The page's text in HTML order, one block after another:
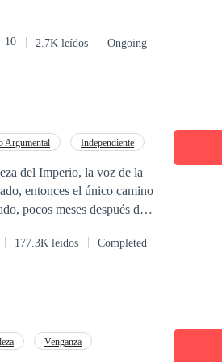
10 2.7K leídos Ongoing
Argumental
Independiente
del Imperio, la voz de la
entonces el único camino
pocos meses después de
oportunidad no tardará en
de su propio corazón.
177.3K leídos Completed
Venganza